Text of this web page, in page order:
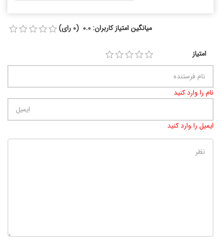
میانگین امتیاز کاربران: 0.0 (0 رای)
امتیاز
نام را وارد کنید
ایمیل را وارد کنید